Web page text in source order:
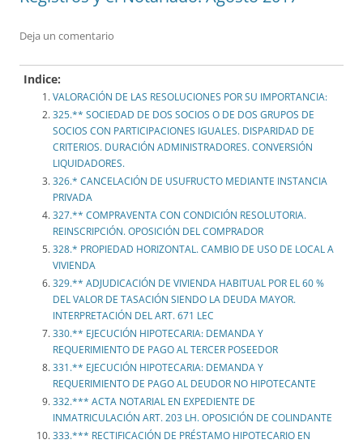
Deja un comentario
Indice:
VALORACIÓN DE LAS RESOLUCIONES POR SU IMPORTANCIA:
325.** SOCIEDAD DE DOS SOCIOS O DE DOS GRUPOS DE
SOCIOS CON PARTICIPACIONES IGUALES. DISPARIDAD DE
CRITERIOS. DURACIÓN ADMINISTRADORES. CONVERSIÓN
LIQUIDADORES.
326.* CANCELACIÓN DE USUFRUCTO MEDIANTE INSTANCIA
PRIVADA
327.** COMPRAVENTA CON CONDICIÓN RESOLUTORIA.
REINSCRIPCIÓN. OPOSICIÓN DEL COMPRADOR
328.* PROPIEDAD HORIZONTAL. CAMBIO DE USO DE LOCAL A
VIVIENDA
329.** ADJUDICACIÓN DE VIVIENDA HABITUAL POR EL 60 %
DEL VALOR DE TASACIÓN SIENDO LA DEUDA MAYOR.
INTERPRETACIÓN DEL ART. 671 LEC
330.** EJECUCIÓN HIPOTECARIA: DEMANDA Y
REQUERIMIENTO DE PAGO AL TERCER POSEEDOR
331.** EJECUCIÓN HIPOTECARIA: DEMANDA Y
REQUERIMIENTO DE PAGO AL DEUDOR NO HIPOTECANTE
332.*** ACTA NOTARIAL EN EXPEDIENTE DE
INMATRICULACIÓN ART. 203 LH. OPOSICIÓN DE COLINDANTE
333.*** RECTIFICACIÓN DE PRÉSTAMO HIPOTECARIO EN